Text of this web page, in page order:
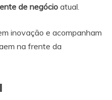
de negócio atual.
inovação e acompanham
na frente da